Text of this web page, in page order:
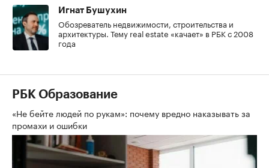
Игнат Бушухин
Обозреватель недвижимости, строительства и
архитектуры. Тему real estate «качает» в РБК с 2008
года
РБК Образование
«Не бейте людей по рукам»: почему вредно наказывать за
промахи и ошибки